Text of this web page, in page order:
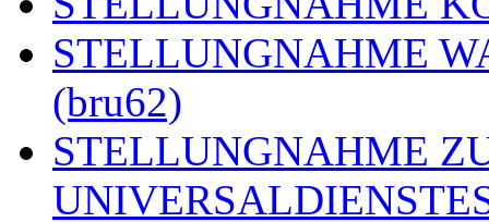
STELLUNGNAHME
(bru62)
STELLUNGNAHME